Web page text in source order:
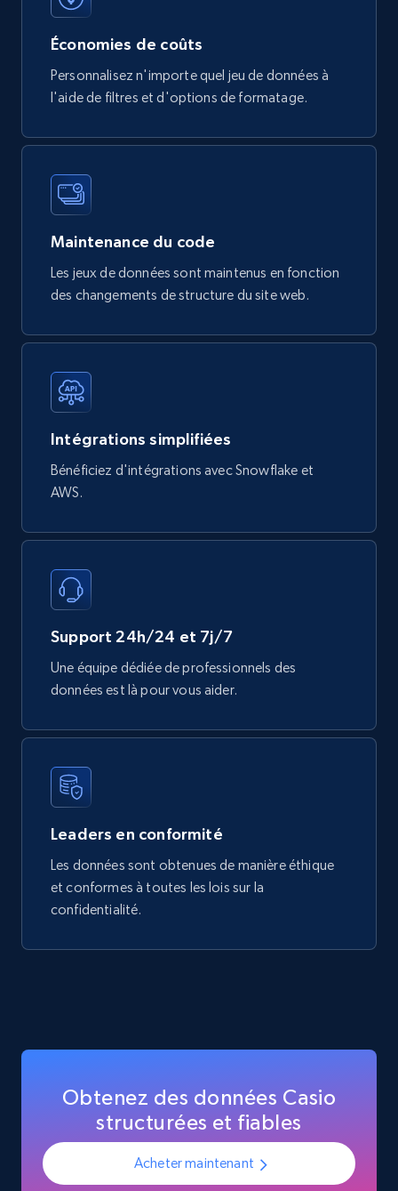
eCommerce
747+ 39+ Buy Now
URL, Review id, Reviewer name, Review date,
Review rating, Review, Found helpful, App url, and
more.
eCommerce
740+ 39+ Buy Now
part number, Manufacturer, Image, Image high,
Manufacturer url, and more.
eCommerce
717+
Économies de coûts
Personnalisez n'importe quel jeu de données à
l'aide de filtres et d'options de formatage.
Maintenance du code
Les jeux de données sont maintenus en fonction
des changements de structure du site web.
Intégrations simplifiées
Bénéficiez d'intégrations avec Snowflake et
AWS.
Support 24h/24 et 7j/7
Une équipe dédiée de professionnels des
données est là pour vous aider.
Leaders en conformité
Les données sont obtenues de manière éthique
et conformes à toutes les lois sur la
confidentialité.
Obtenez des données Casio
structurées et fiables
Acheter maintenant